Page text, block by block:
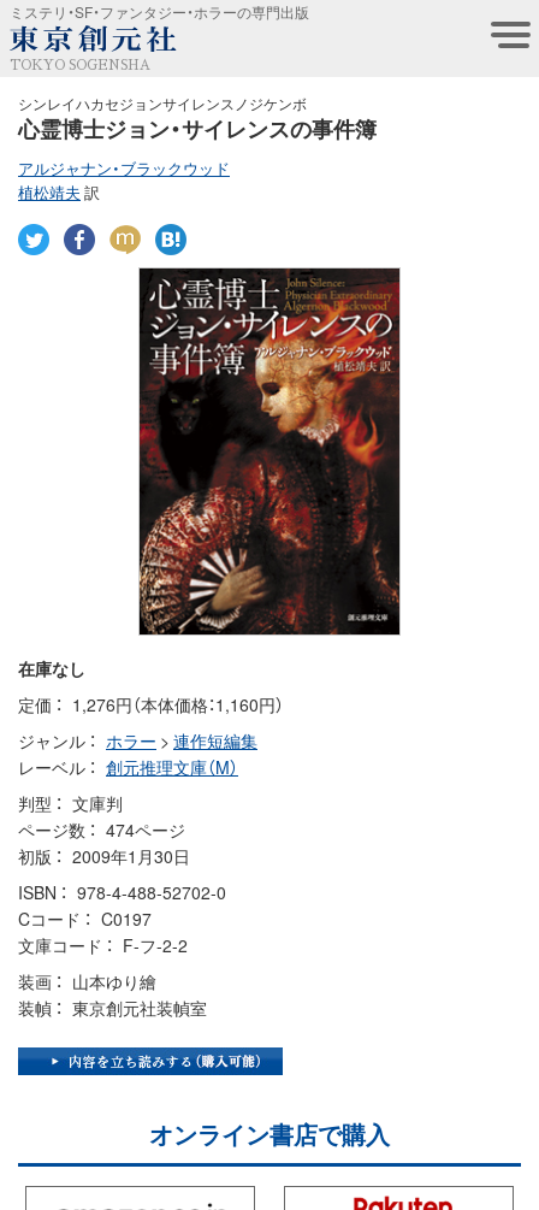
ミステリ・SF・ファンタジー・ホラーの専門出版
TOKYO SOGENSHA
シンレイハカセジョンサイレンスノジケンボ
心霊博士ジョン・サイレンスの事件簿
アルジャナン・ブラックウッド
植松靖夫 訳
在庫なし
定価
1,276円（本体価格：1,160円）
ジャンル
ホラー > 連作短編集
レーベル
創元推理文庫（M）
判型
文庫判
ページ数
474ページ
初版
2009年1月30日
ISBN
978-4-488-52702-0
Cコード
C0197
文庫コード
F-フ-2-2
装画
山本ゆり繪
装幀
東京創元社装幀室
オンライン書店で購入